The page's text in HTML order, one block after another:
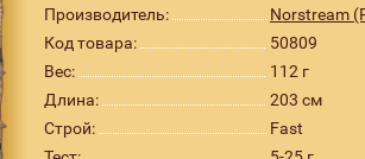
Производитель:
Norstream
Код товара:
50809
Вес:
112 г
Длина:
203 см
Строй:
Fast